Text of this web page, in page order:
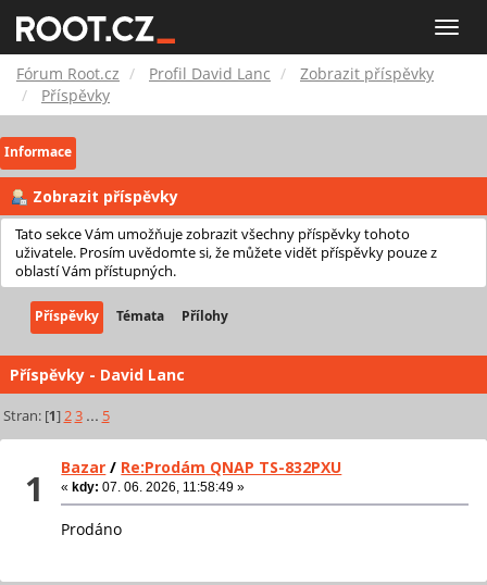
Toggle
Root.cz
Fórum Root.cz Profil David Lanc
Zobrazit příspěvky
Příspěvky
Informace
Zobrazit příspěvky
Tato sekce Vám umožňuje zobrazit všechny příspěvky tohoto
uživatele. Prosím uvědomte si, že můžete vidět příspěvky pouze z
oblastí Vám přístupných.
Příspěvky Témata Přílohy
Příspěvky - David Lanc
Stran: [1]2 3 ... 5
1 Bazar / Re:Prodám QNAP TS-832PXU
«kdy: 07. 06. 2026, 11:58:49 »
Prodáno